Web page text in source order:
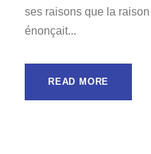
ses raisons que la
énonçait...
READ MORE